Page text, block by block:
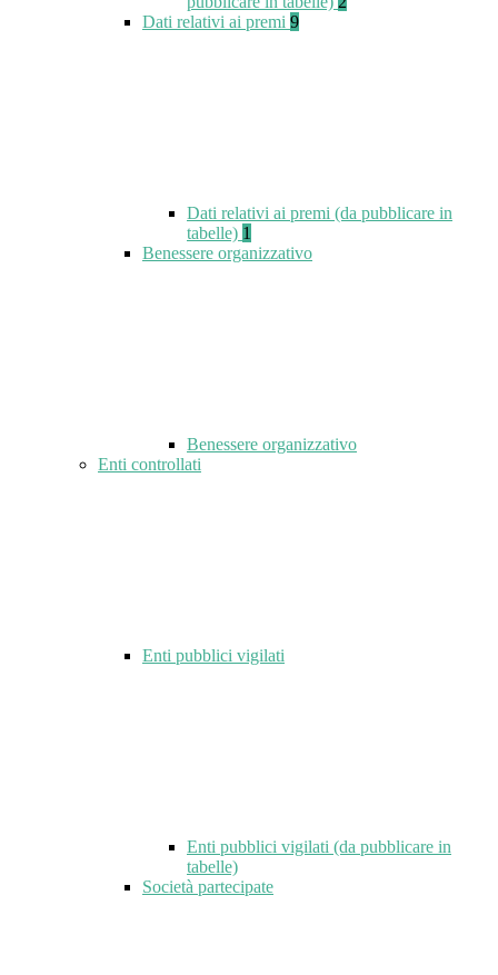
Dati relativi ai premi 9
Dati relativi ai premi (da pubblicare in
tabelle) 1
Benessere organizzativo
Benessere organizzativo
Enti controllati
Enti pubblici vigilati
Enti pubblici vigilati (da pubblicare in
tabelle)
Società partecipate